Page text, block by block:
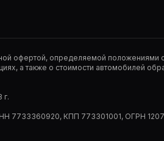
офертой, определяемой положениями
а также о стоимости автомобилей
г.
7733360920, КПП 773301001, ОГРН